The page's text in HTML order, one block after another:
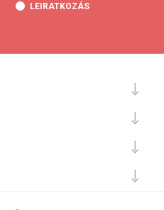
LEIRATKOZÁS